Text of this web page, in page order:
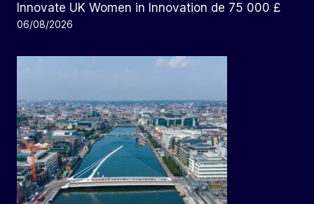
Innovate UK Women in Innovation de 75 000 £
06/08/2026